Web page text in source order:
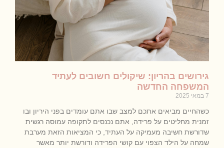
גירושים בהריון: שיקולים חשובים לעתיד
המשפחה החדשה
7 במאי 2025
כשהחיים מביאים אתכם למצב שבו אתם עומדים בפני היריון ובו
זמנית מחליטים על פרידה, אתם נכנסים לתקופה עמוסה רגשית
שדורשת חשיבה מעמיקה על העתיד, כי המציאות הזאת מערבת
שמחה על הילד הצפוי עם קושי הפרידה ודורשת יותר מאשר